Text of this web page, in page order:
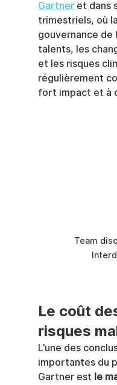
Gartner et dans
trimestriels, où
gouvernance
talents, les
et les risques
régulièrement
fort impact et à
Team
Le coût
risques
L’une des
importantes du
Gartner est le